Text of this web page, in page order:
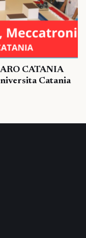
CATANIA
Catania